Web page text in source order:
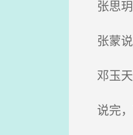
张思玥
张蒙说
邓玉天
说完，